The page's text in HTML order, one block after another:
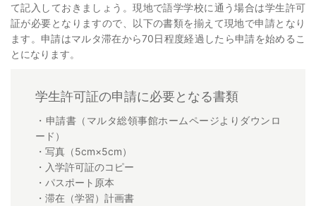
て記入しておきましょう。現地で語学学校に通う場合は学生許可
証が必要となりますので、以下の書類を揃えて現地で申請となり
ます。申請はマルタ滞在から70日程度経過したら申請を始めるこ
とになります。
学生許可証の申請に必要となる書類
・申請書（マルタ総領事館ホームページよりダウンロ
ード）
・写真（5cm×5cm）
・入学許可証のコピー
・パスポート原本
・滞在（学習）計画書